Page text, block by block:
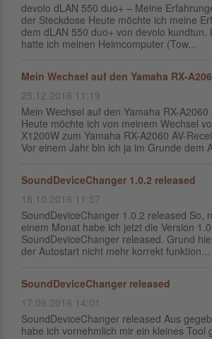
devolo dLAN 550 duo+ – Meine
der Steckdose Heute möchte ich meine
dem dLAN 550 duo+ von devolo kundtun.
hatte ich meinen Heimcomputer (Tow...
Mein Wechsel auf den Yamaha RX-
25.12.2016 11:19
Mein Wechsel auf den Yamaha RX-A2060
Heute möchte ich von meinem Wechsel
X1200W zum Yamaha RX-A2060 AV-
Vor einem Jahr bin ich ja im Grunde dem
SoundDeviceChanger 1.0.2 released
18.10.2016 11:57
SoundDeviceChanger 1.0.2 released So,
einem Monat habe ich jetzt die Version
SoundDeviceChanger released. Grund
der Autostart nicht mehr korrekt funktion...
SoundDeviceChanger released
17.09.2016 14:01
SoundDeviceChanger released Aus
habe ich vornehmlich mir ein kleines Tool